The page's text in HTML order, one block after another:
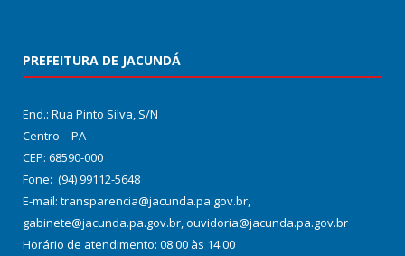
PREFEITURA DE JACUNDÁ
End.: Rua Pinto Silva, S/N
Centro – PA
CEP: 68590-000
Fone: (94) 99112-5648
E-mail: transparencia@jacunda.pa.gov.br,
gabinete@jacunda.pa.gov.br, ouvidoria@jacunda.pa.gov.br
Horário de atendimento: 08:00 às 14:00